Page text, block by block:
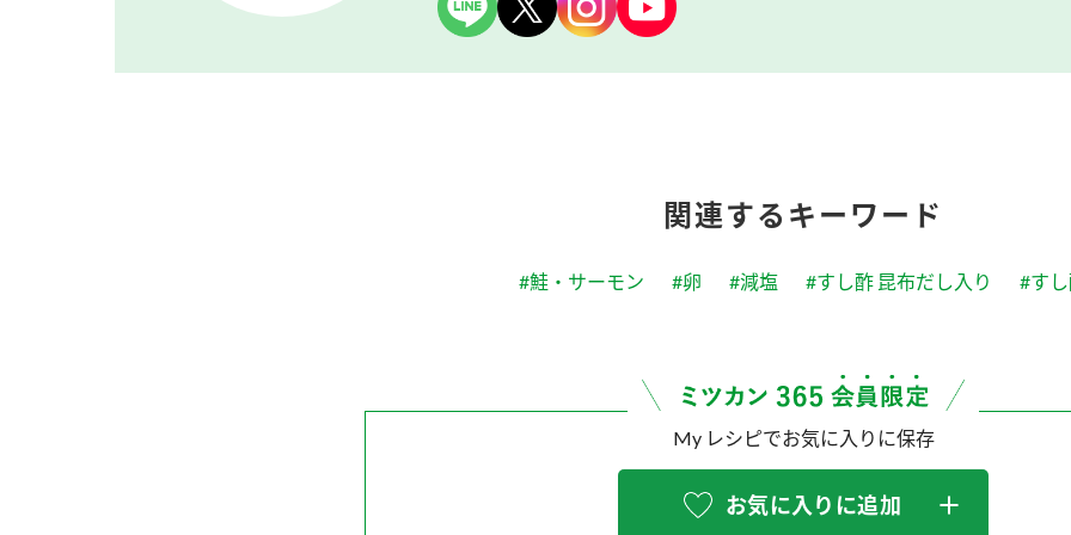
関連するキーワード
#鮭・サーモン #卵 #減塩 #すし酢 昆布だし入り #す
My レシピでお気に入りに保存
お気に入りに追加